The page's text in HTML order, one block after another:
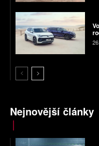
Nejnovější články